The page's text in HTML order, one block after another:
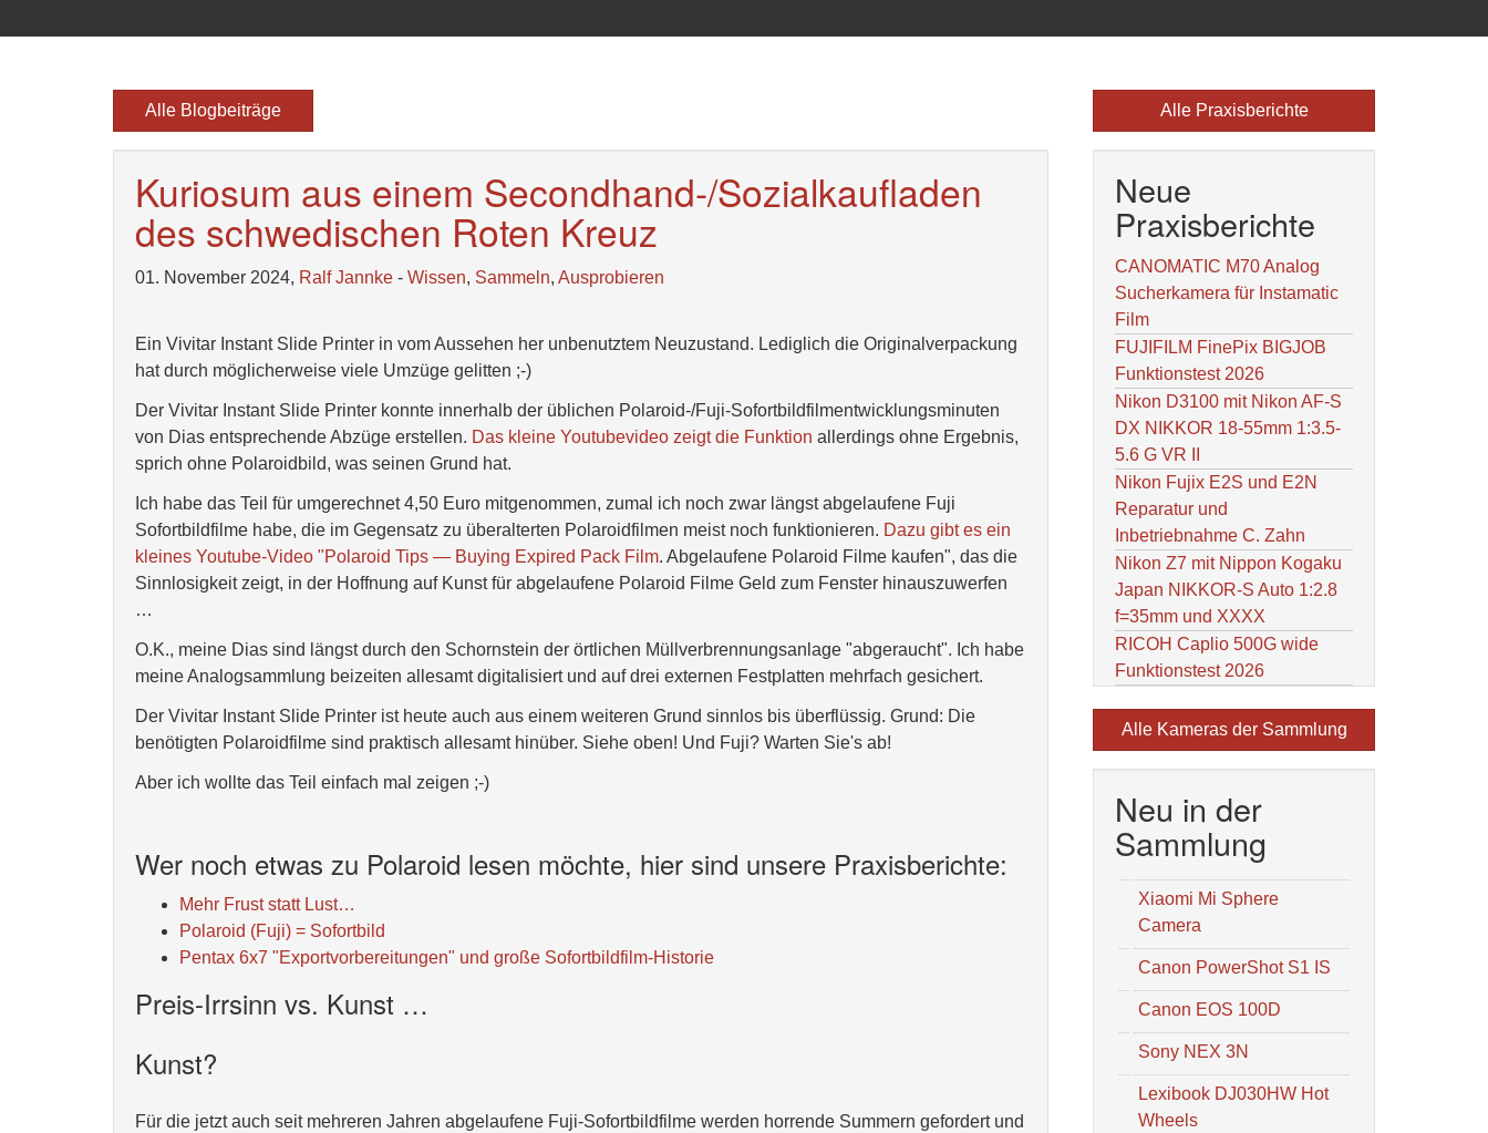
Alle Blogbeiträge
Kuriosum aus einem Secondhand-/Sozialkaufladen
des schwedischen Roten Kreuz
01. November 2024, Ralf Jannke - Wissen, Sammeln, Ausprobieren
Ein Vivitar Instant Slide Printer in vom Aussehen her unbenutztem Neuzustand. Lediglich die Originalverpackung
hat durch möglicherweise viele Umzüge gelitten ;-)
Der Vivitar Instant Slide Printer konnte innerhalb der üblichen Polaroid-/Fuji-Sofortbildfilmentwicklungsminuten
von Dias entsprechende Abzüge erstellen. Das kleine Youtubevideo zeigt die Funktion allerdings ohne Ergebnis,
sprich ohne Polaroidbild, was seinen Grund hat.
Ich habe das Teil für umgerechnet 4,50 Euro mitgenommen, zumal ich noch zwar längst abgelaufene Fuji
Sofortbildfilme habe, die im Gegensatz zu überalterten Polaroidfilmen meist noch funktionieren. Dazu gibt es ein
kleines Youtube-Video "Polaroid Tips — Buying Expired Pack Film. Abgelaufene Polaroid Filme kaufen", das die
Sinnlosigkeit zeigt, in der Hoffnung auf Kunst für abgelaufene Polaroid Filme Geld zum Fenster hinauszuwerfen
…
O.K., meine Dias sind längst durch den Schornstein der örtlichen Müllverbrennungsanlage "abgeraucht". Ich habe
meine Analogsammlung beizeiten allesamt digitalisiert und auf drei externen Festplatten mehrfach gesichert.
Der Vivitar Instant Slide Printer ist heute auch aus einem weiteren Grund sinnlos bis überflüssig. Grund: Die
benötigten Polaroidfilme sind praktisch allesamt hinüber. Siehe oben! Und Fuji? Warten Sie's ab!
Aber ich wollte das Teil einfach mal zeigen ;-)
Wer noch etwas zu Polaroid lesen möchte, hier sind unsere Praxisberichte:
Mehr Frust statt Lust…
Polaroid (Fuji) = Sofortbild
Pentax 6x7 "Exportvorbereitungen" und große Sofortbildfilm-Historie
Preis-Irrsinn vs. Kunst …
Kunst?
Für die jetzt auch seit mehreren Jahren abgelaufene Fuji-Sofortbildfilme werden horrende Summern gefordert und
Alle Praxisberichte
Neue
Praxisberichte
CANOMATIC M70 Analog
Sucherkamera für Instamatic
Film
FUJIFILM FinePix BIGJOB
Funktionstest 2026
Nikon D3100 mit Nikon AF-S
DX NIKKOR 18-55mm 1:3.5-
5.6 G VR II
Nikon Fujix E2S und E2N
Reparatur und
Inbetriebnahme C. Zahn
Nikon Z7 mit Nippon Kogaku
Japan NIKKOR-S Auto 1:2.8
f=35mm und XXXX
RICOH Caplio 500G wide
Funktionstest 2026
Alle Kameras der Sammlung
Neu in der
Sammlung
Xiaomi Mi Sphere
Camera
Canon PowerShot S1 IS
Canon EOS 100D
Sony NEX 3N
Lexibook DJ030HW Hot
Wheels